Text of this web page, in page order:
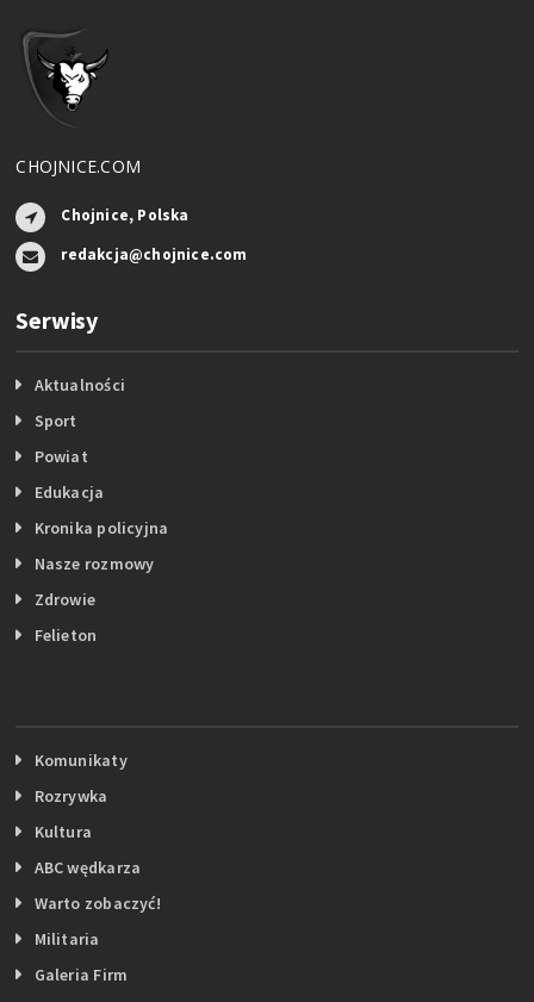
CHOJNICE.COM
Chojnice, Polska
redakcja@chojnice.com
Serwisy
Aktualności
Sport
Powiat
Edukacja
Kronika policyjna
Nasze rozmowy
Zdrowie
Felieton
Komunikaty
Rozrywka
Kultura
ABC wędkarza
Warto zobaczyć!
Militaria
Galeria Firm